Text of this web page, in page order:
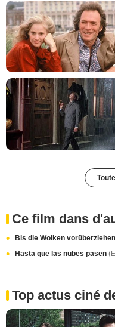
Ce film dans
Bis die Wolken vorüberziehen
Hasta que las nubes pasen
Top actus ciné